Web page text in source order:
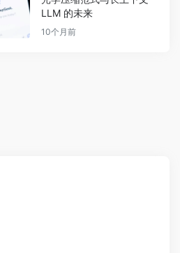
LLM 的未来
10个月前